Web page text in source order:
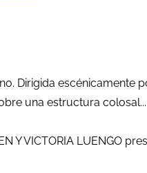
Dirigida escénicamente
una estructura colosal...